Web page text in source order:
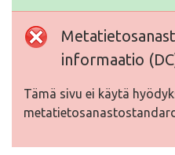
informaatio
Tämä sivu ei käytä